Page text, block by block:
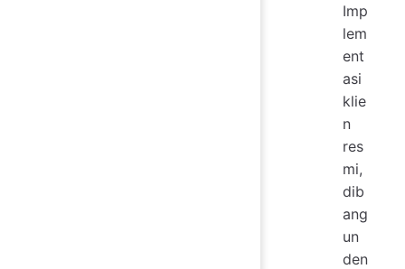
Imp
lem
ent
asi
klie
n
res
mi,
dib
ang
un
den